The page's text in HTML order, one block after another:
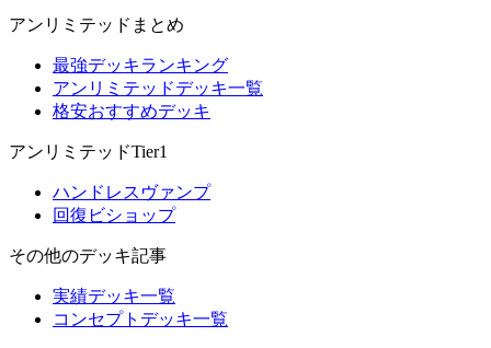
アンリミテッドまとめ
最強デッキランキング
アンリミテッドデッキ一覧
格安おすすめデッキ
アンリミテッドTier1
ハンドレスヴァンプ
回復ビショップ
その他のデッキ記事
実績デッキ一覧
コンセプトデッキ一覧